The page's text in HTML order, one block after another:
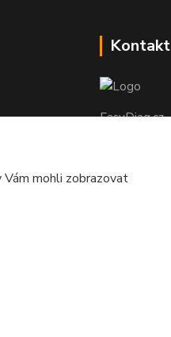
Kontakt
EasyDiag.cz
Vám mohli zobrazovat